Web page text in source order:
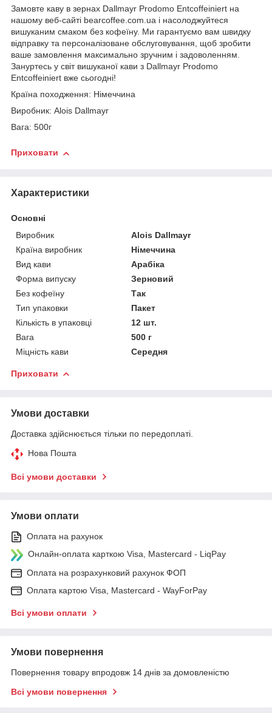
Замовте каву в зернах Dallmayr Prodomo Entcoffeiniert на
нашому веб-сайті bearcoffee.com.ua і насолоджуйтеся
вишуканим смаком без кофеїну. Ми гарантуємо вам швидку
відправку та персоналізоване обслуговування, щоб зробити
ваше замовлення максимально зручним і задоволенням.
Зануртесь у світ вишуканої кави з Dallmayr Prodomo
Entcoffeiniert вже сьогодні!
Країна походження: Німеччина
Виробник: Alois Dallmayr
Вага: 500г
Приховати
Характеристики
Основні
Виробник
Alois Dallmayr
Країна виробник
Німеччина
Вид кави
Арабіка
Форма випуску
Зерновий
Без кофеїну
Так
Тип упаковки
Пакет
Кількість в упаковці
12 шт.
Вага
500 г
Міцність кави
Середня
Приховати
Умови доставки
Доставка здійснюється тільки по передоплаті.
Нова Пошта
Всі умови доставки
Умови оплати
Оплата на рахунок
Онлайн-оплата карткою Visa, Mastercard - LiqPay
Оплата на розрахунковий рахунок ФОП
Оплата картою Visa, Mastercard - WayForPay
Всі умови оплати
Умови повернення
Повернення товару впродовж 14 днів за домовленістю
Всі умови повернення